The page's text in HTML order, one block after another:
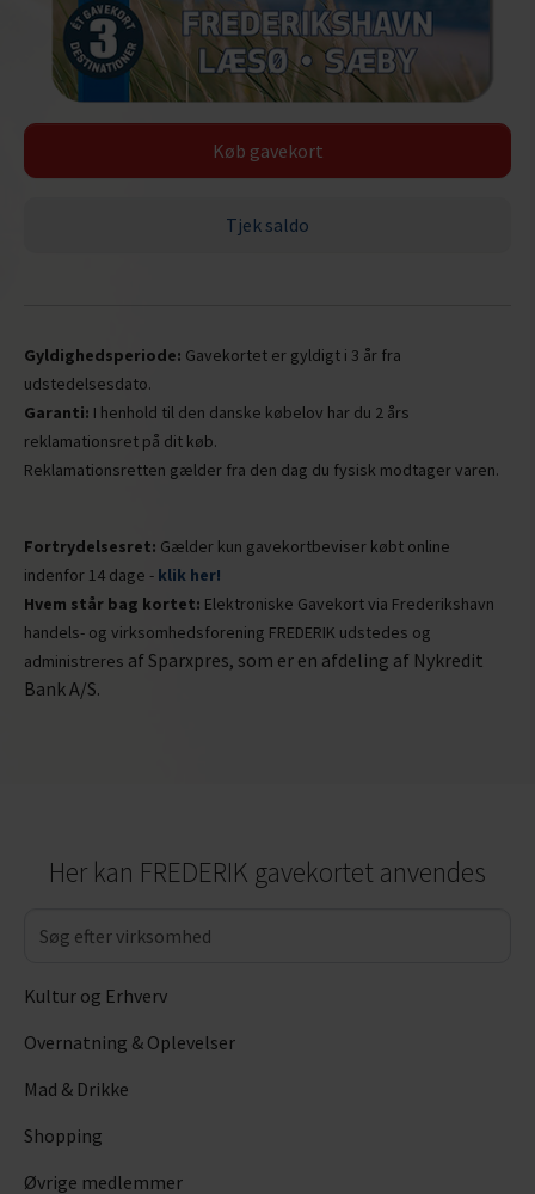
Køb gavekort
Tjek saldo
Gyldighedsperiode: Gavekortet er gyldigt i 3 år fra
udstedelsesdato.
Garanti: I henhold til den danske købelov har du 2 års
reklamationsret på dit køb.
Reklamationsretten gælder fra den dag du fysisk modtager varen.
Fortrydelsesret: Gælder kun gavekortbeviser købt online
indenfor 14 dage - klik her!
Hvem står bag kortet: Elektroniske Gavekort via Frederikshavn
handels- og virksomhedsforening FREDERIK udstedes og
administreres af Sparxpres, som er en afdeling af Nykredit
Bank A/S.
Her kan FREDERIK gavekortet anvendes
Kultur og Erhverv
Overnatning & Oplevelser
Mad & Drikke
Shopping
Øvrige medlemmer